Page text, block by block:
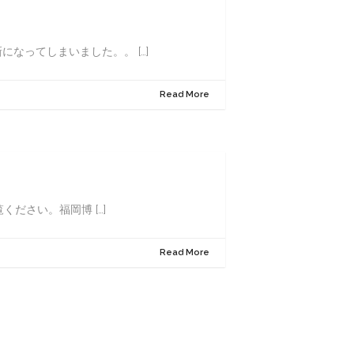
なってしまいました。。 […]
Read More
ださい。福岡博 […]
Read More